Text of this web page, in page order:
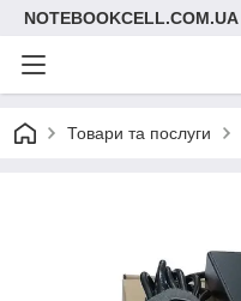
NOTEBOOKCELL.COM.UA
Товари та послуги